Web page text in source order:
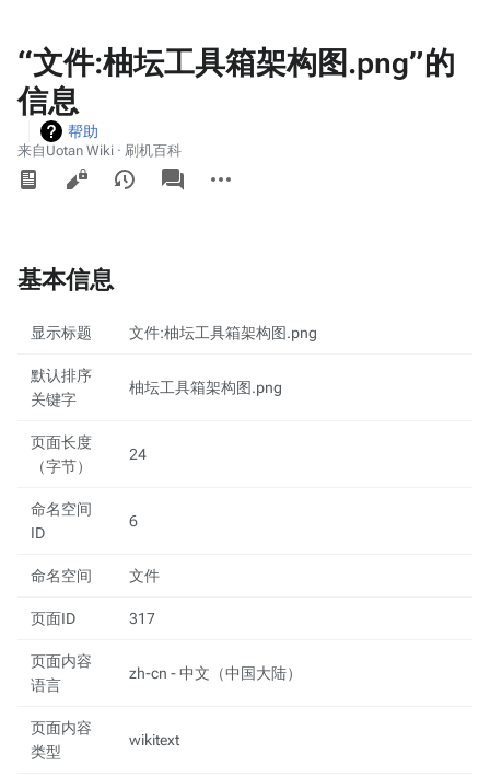
“文件:柚坛工具箱架构图.png”的
信息
帮助
来自Uotan Wiki · 刷机百科
associated-
pages
基本信息
显示标题 文件:柚坛工具箱架构图.png
默认排序
关键字
柚坛工具箱架构图.png
页面长度
（字节）
24
命名空间
ID
6
命名空间 文件
页面ID 317
页面内容
语言
zh-cn - 中文（中国大陆）
页面内容
类型
wikitext